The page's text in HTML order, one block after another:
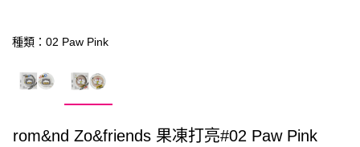
種類：02 Paw Pink
rom&nd Zo&friends 果凍打亮#02 Paw Pink